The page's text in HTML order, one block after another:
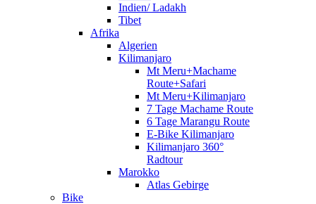
Indien/ Ladakh
Tibet
Afrika
Algerien
Kilimanjaro
Mt Meru+Machame
Route+Safari
Mt Meru+Kilimanjaro
7 Tage Machame Route
6 Tage Marangu Route
E-Bike Kilimanjaro
Kilimanjaro 360°
Radtour
Marokko
Atlas Gebirge
Bike